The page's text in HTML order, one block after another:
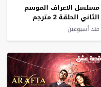
مسلسل الاعراف الموسم
الثاني الحلقة 2 مترجم
منذ أسبوعين